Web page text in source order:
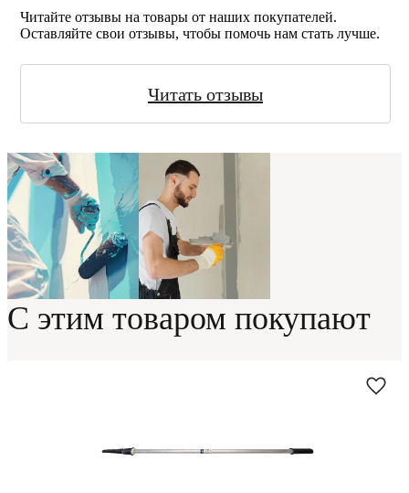
Читайте отзывы на товары от наших покупателей.
Оставляйте свои отзывы, чтобы помочь нам стать лучше.
Читать отзывы
С этим товаром покупают